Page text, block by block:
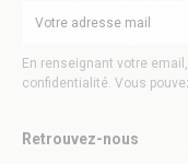
En renseignant votre
confidentialité. Vous
Retrouvez-nous